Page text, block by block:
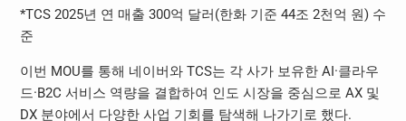
*TCS 2025년 연 매출 300억 달러(한화 기준 44조 2천억 원) 수
준
이번 MOU를 통해 네이버와 TCS는 각 사가 보유한 AI·클라우
드·B2C 서비스 역량을 결합하여 인도 시장을 중심으로 AX 및
DX 분야에서 다양한 사업 기회를 탐색해 나가기로 했다.